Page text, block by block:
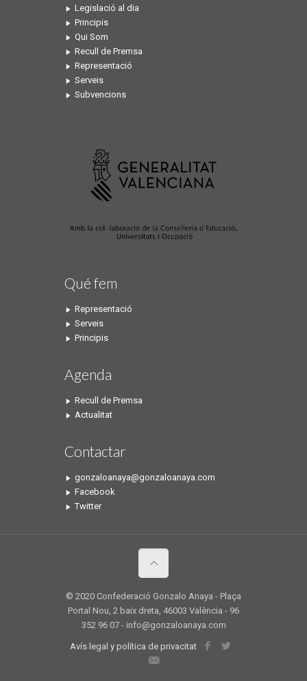
Legislació al dia
Principis
Qui Som
Recull de Premsa
Representació
Serveis
Subvencions
Qué fem
Representació
Serveis
Principis
Agenda
Recull de Premsa
Actualitat
Contactar
gonzaloanaya@gonzaloanaya.com
Facebook
Twitter
© 2020 Confederació Gonzalo Anaya - Plaça
Portal Nou, 2 baix dreta, 46003 València - 96
352 96 07 - info@gonzaloanaya.com
Avís legal y política de privacitat